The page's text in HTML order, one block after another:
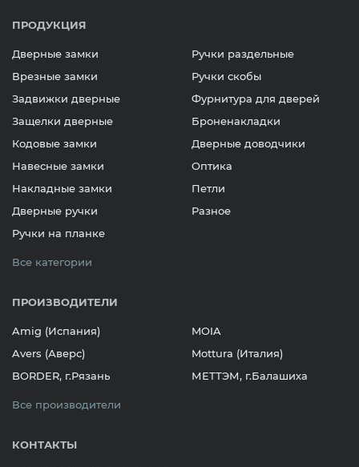
ПРОДУКЦИЯ
Дверные замки
Врезные замки
Задвижки дверные
Защелки дверные
Кодовые замки
Навесные замки
Накладные замки
Дверные ручки
Ручки на планке
Ручки раздельные
Ручки скобы
Фурнитура для дверей
Броненакладки
Дверные доводчики
Оптика
Петли
Разное
Все категории
ПРОИЗВОДИТЕЛИ
Amig (Испания)
Avers (Аверс)
BORDER, г.Рязань
MOIA
Mottura (Италия)
МЕТТЭМ, г.Балашиха
Все производители
КОНТАКТЫ